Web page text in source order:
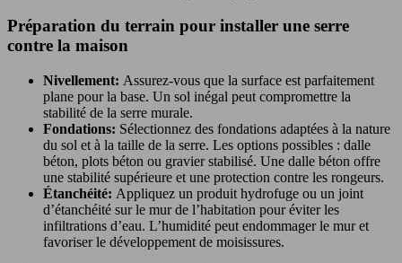
Préparation du terrain pour installer une serre
contre la maison
Nivellement: Assurez-vous que la surface est parfaitement
plane pour la base. Un sol inégal peut compromettre la
stabilité de la serre murale.
Fondations: Sélectionnez des fondations adaptées à la nature
du sol et à la taille de la serre. Les options possibles : dalle
béton, plots béton ou gravier stabilisé. Une dalle béton offre
une stabilité supérieure et une protection contre les rongeurs.
Étanchéité: Appliquez un produit hydrofuge ou un joint
d’étanchéité sur le mur de l’habitation pour éviter les
infiltrations d’eau. L’humidité peut endommager le mur et
favoriser le développement de moisissures.